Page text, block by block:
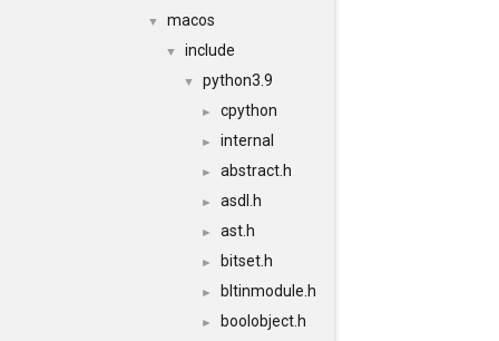
▼ macos
▼ include
▼ python3.9
► cpython
► internal
► abstract.h
► asdl.h
► ast.h
► bitset.h
► bltinmodule.h
► boolobject.h